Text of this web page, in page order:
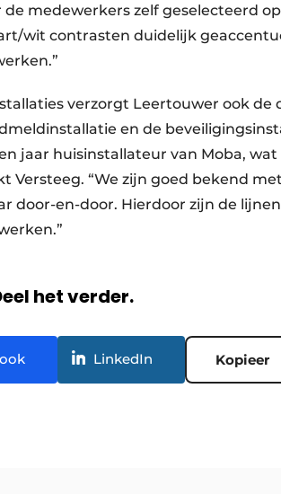
medewerkers zelf geselecteerd
wit contrasten duidelijk
verzorgt Leertouwer ook de
en de
jaar huisinstallateur van Moba,
Versteeg. “We zijn goed bekend
door-en-door. Hierdoor zijn de
het verder.
LinkedIn Kopieer